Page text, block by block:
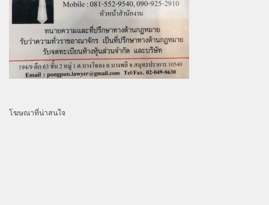
โฆษณาที่น่าสนใจ